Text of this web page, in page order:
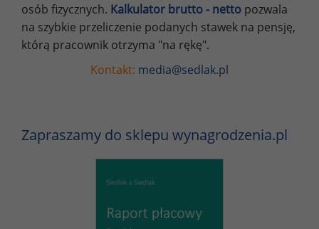
osób fizycznych. Kalkulator brutto - netto pozwala
na szybkie przeliczenie podanych stawek na pensję,
którą pracownik otrzyma "na rękę".
Kontakt: media@sedlak.pl
Zapraszamy do sklepu wynagrodzenia.pl